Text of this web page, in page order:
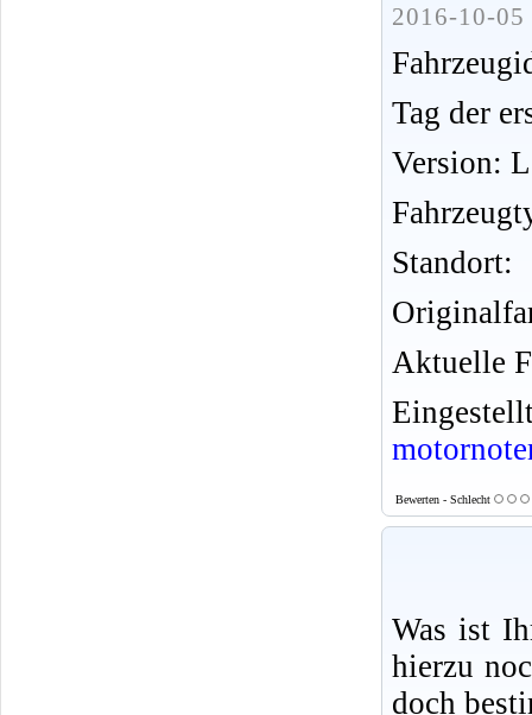
2016-10-05
Tag der
Version:
Standort:
Aktuelle
Bewerten - Schlecht
Was ist
hierzu
doch